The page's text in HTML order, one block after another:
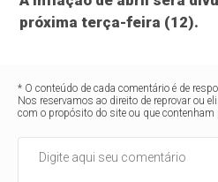
próxima terça-feira (12).
* O conteúdo de cada comentário é de
Nos reservamos ao direito de reprovar ou
com o propósito do site ou que